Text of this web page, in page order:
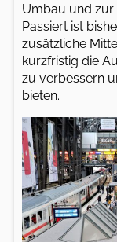
Umbau und zur
Passiert ist
zusätzliche
kurzfristig die
zu verbessern
bieten.